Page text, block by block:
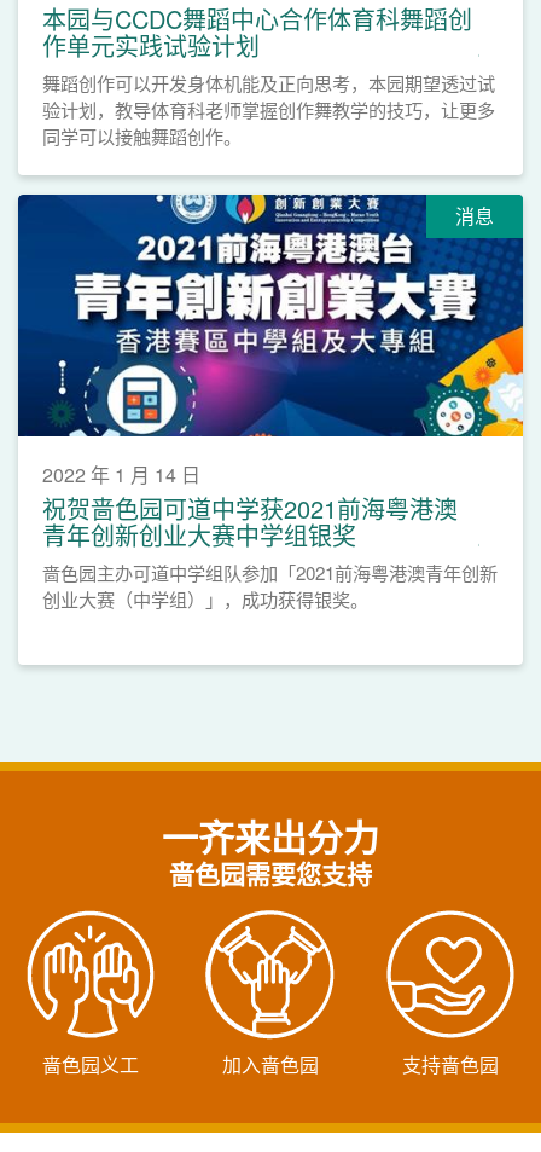
本园与CCDC舞蹈中心合作体育科舞蹈创
作单元实践试验计划
舞蹈创作可以开发身体机能及正向思考，本园期望透过试
验计划，教导体育科老师掌握创作舞教学的技巧，让更多
同学可以接触舞蹈创作。
消息
2022 年 1 月 14 日
祝贺啬色园可道中学获2021前海粤港澳
青年创新创业大赛中学组银奖
啬色园主办可道中学组队参加「2021前海粤港澳青年创新
创业大赛（中学组）」，成功获得银奖。
一齐来出分力
啬色园需要您支持
啬色园义工 加入啬色园 支持啬色园